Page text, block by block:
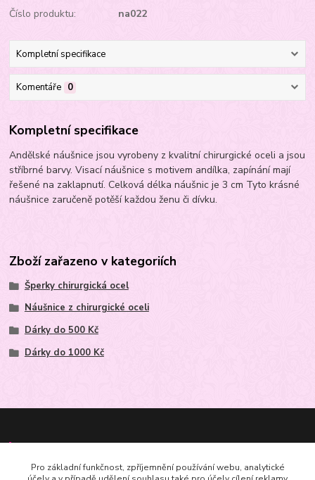
Číslo produktu: na022
Kompletní specifikace
Komentáře 0
Kompletní specifikace
Andělské náušnice jsou vyrobeny z kvalitní chirurgické oceli a jsou
stříbrné barvy. Visací náušnice s motivem andílka, zapínání mají
řešené na zaklapnutí. Celková délka náušnic je 3 cm Tyto krásné
náušnice zaručeně potěší každou ženu či dívku.
Zboží zařazeno v kategoriích
Šperky chirurgická ocel
Náušnice z chirurgické oceli
Dárky do 500 Kč
Dárky do 1000 Kč
Pro základní funkčnost, zpříjemnění používání webu, analytické